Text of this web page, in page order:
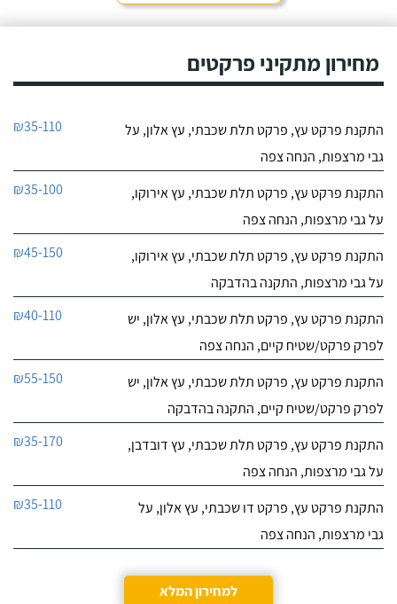
מחירון מתקיני פרקטים
התקנת פרקט עץ, פרקט תלת שכבתי, עץ אלון, על
גבי מרצפות, הנחה צפה
₪35-110
התקנת פרקט עץ, פרקט תלת שכבתי, עץ אירוקו,
על גבי מרצפות, הנחה צפה
₪35-100
התקנת פרקט עץ, פרקט תלת שכבתי, עץ אירוקו,
על גבי מרצפות, התקנה בהדבקה
₪45-150
התקנת פרקט עץ, פרקט תלת שכבתי, עץ אלון, יש
לפרק פרקט/שטיח קיים, הנחה צפה
₪40-110
התקנת פרקט עץ, פרקט תלת שכבתי, עץ אלון, יש
לפרק פרקט/שטיח קיים, התקנה בהדבקה
₪55-150
התקנת פרקט עץ, פרקט תלת שכבתי, עץ דובדבן,
על גבי מרצפות, הנחה צפה
₪35-170
התקנת פרקט עץ, פרקט דו שכבתי, עץ אלון, על
גבי מרצפות, הנחה צפה
₪35-110
למחירון המלא